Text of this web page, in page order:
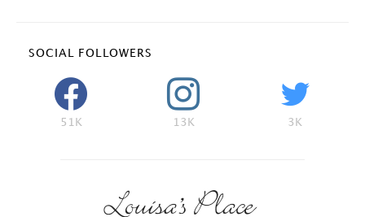
SOCIAL FOLLOWERS
51K 13K 3K